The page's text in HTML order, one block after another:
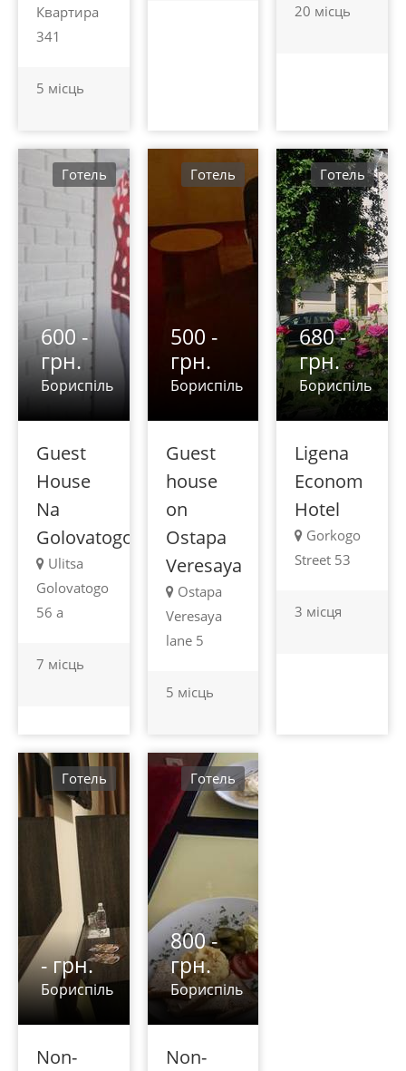
Квартира
341
5 місць
20 місць
600 -
грн.
Бориспіль
Guest
House
Na
Golovatogo
Ulitsa
Golovatogo
56 a
7 місць
Готель
500 -
грн.
Бориспіль
Guest
house
on
Ostapa
Veresaya
Ostapa
Veresaya
lane 5
5 місць
Готель
680 -
грн.
Бориспіль
Ligena
Econom
Hotel
Gorkogo
Street 53
3 місця
Готель
- грн.
Бориспіль
Non-
Готель
800 -
грн.
Бориспіль
Non-
Готель